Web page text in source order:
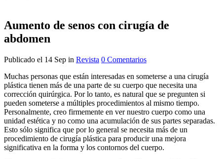
Aumento de senos con cirugía de
abdomen
Publicado el 14 Sep in Revista 0 Comentarios
Muchas personas que están interesadas en someterse a una cirugía
plástica tienen más de una parte de su cuerpo que necesita una
corrección quirúrgica. Por lo tanto, es natural que se pregunten si
pueden someterse a múltiples procedimientos al mismo tiempo.
Personalmente, creo firmemente en ver nuestro cuerpo como una
unidad estética y no como una acumulación de sus partes separadas.
Esto sólo significa que por lo general se necesita más de un
procedimiento de cirugía plástica para producir una mejora
significativa en la forma y los contornos del cuerpo.